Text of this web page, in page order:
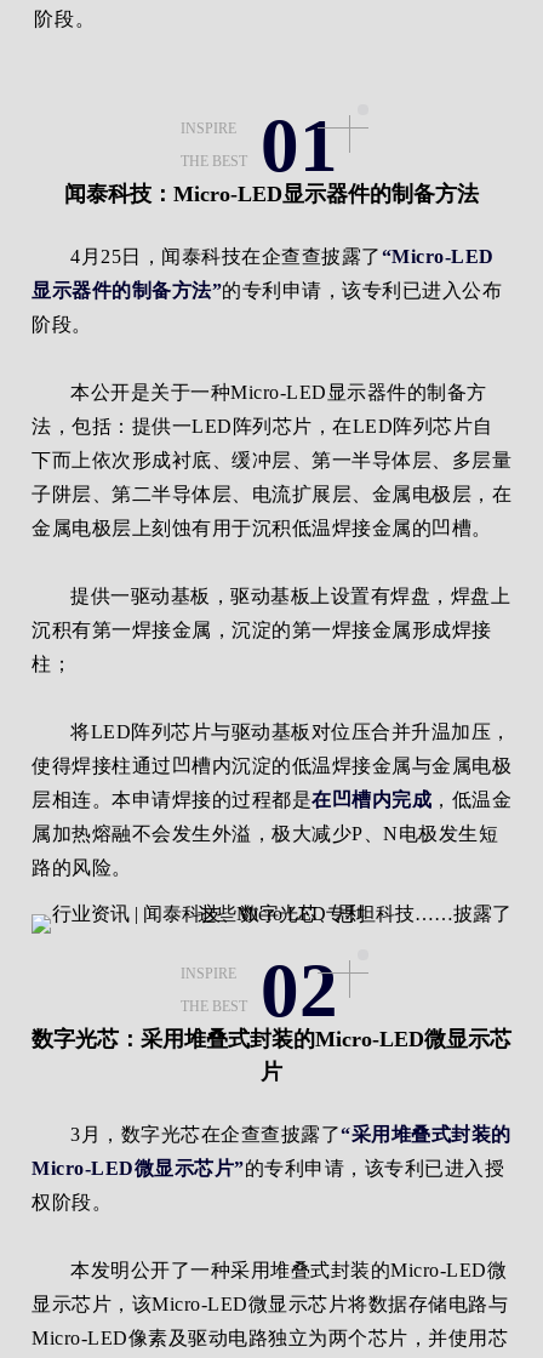
阶段。
INSPIRE
THE BEST01
闻泰科技：Micro-LED显示器件的制备方法
4月25日，闻泰科技在企查查披露了“Micro-LED
显示器件的制备方法”的专利申请，该专利已进入公布
阶段。
本公开是关于一种Micro‑LED显示器件的制备方
法，包括：提供一LED阵列芯片，在LED阵列芯片自
下而上依次形成衬底、缓冲层、第一半导体层、多层量
子阱层、第二半导体层、电流扩展层、金属电极层，在
金属电极层上刻蚀有用于沉积低温焊接金属的凹槽。
提供一驱动基板，驱动基板上设置有焊盘，焊盘上
沉积有第一焊接金属，沉淀的第一焊接金属形成焊接
柱；
将LED阵列芯片与驱动基板对位压合并升温加压，
使得焊接柱通过凹槽内沉淀的低温焊接金属与金属电极
层相连。本申请焊接的过程都是在凹槽内完成 ，低温金
属加热熔融不会发生外溢，极大减少P、N电极发生短
路的风险。
INSPIRE
THE BEST02
数字光芯：采用堆叠式封装的Micro-LED微显示芯
片
3月，数字光芯在企查查披露了“采用堆叠式封装的
Micro-LED微显示芯片”的专利申请，该专利已进入授
权阶段。
本发明公开了一种采用堆叠式封装的Micro‑LED微
显示芯片，该Micro‑LED微显示芯片将数据存储电路与
Micro‑LED像素及驱动电路独立为两个芯片，并使用芯